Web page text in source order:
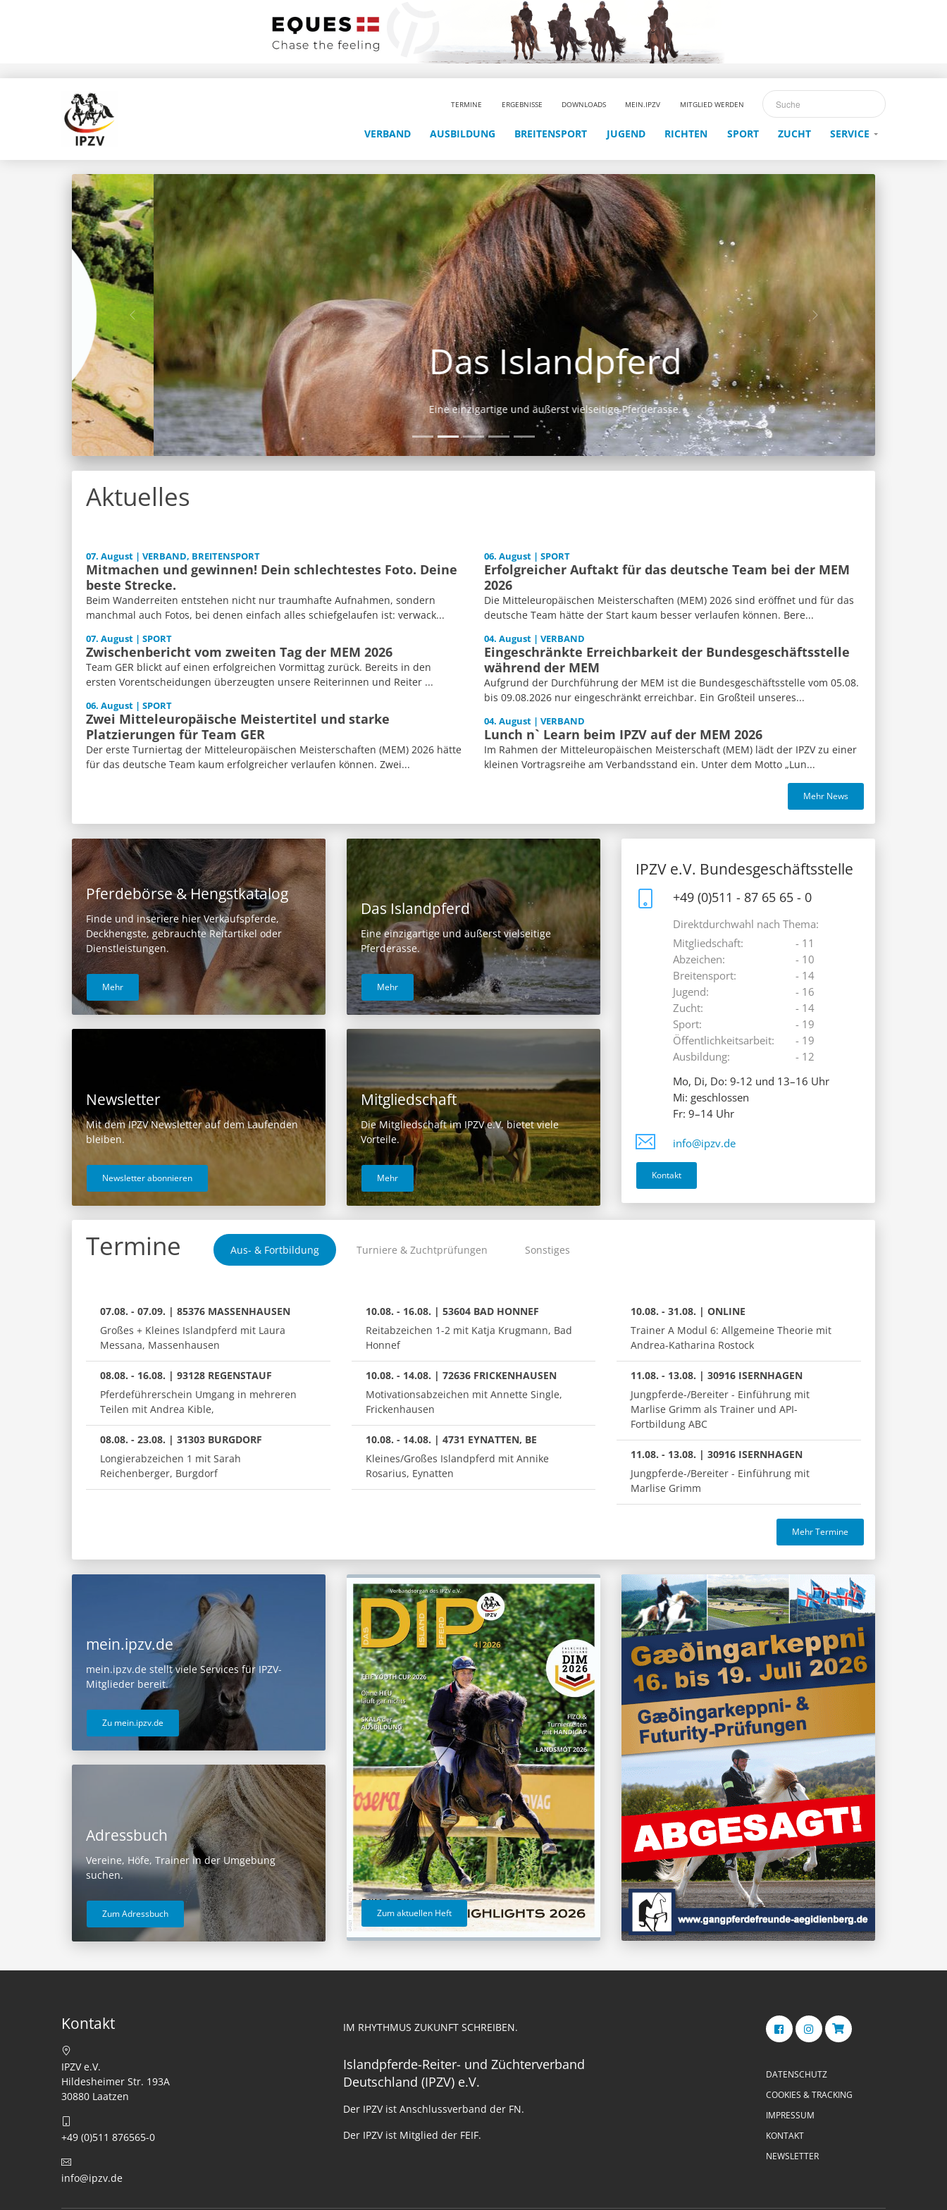
TERMINE ERGEBNISSE DOWNLOADS MEIN.IPZV MITGLIED WERDEN
VERBAND AUSBILDUNG BREITENSPORT JUGEND RICHTEN SPORT ZUCHT SERVICE
Das Islandpferd
Eine einzigartige und äußerst vielseitige Pferderasse.
Aktuelles
07. August | VERBAND, BREITENSPORT
Mitmachen und gewinnen! Dein schlechtestes Foto. Deine
beste Strecke.
Beim Wanderreiten entstehen nicht nur traumhafte Aufnahmen, sondern
manchmal auch Fotos, bei denen einfach alles schiefgelaufen ist: verwack...
07. August | SPORT
Zwischenbericht vom zweiten Tag der MEM 2026
Team GER blickt auf einen erfolgreichen Vormittag zurück. Bereits in den
ersten Vorentscheidungen überzeugten unsere Reiterinnen und Reiter ...
06. August | SPORT
Zwei Mitteleuropäische Meistertitel und starke
Platzierungen für Team GER
Der erste Turniertag der Mitteleuropäischen Meisterschaften (MEM) 2026 hätte
für das deutsche Team kaum erfolgreicher verlaufen können. Zwei...
06. August | SPORT
Erfolgreicher Auftakt für das deutsche Team bei der MEM
2026
Die Mitteleuropäischen Meisterschaften (MEM) 2026 sind eröffnet und für das
deutsche Team hätte der Start kaum besser verlaufen können. Bere...
04. August | VERBAND
Eingeschränkte Erreichbarkeit der Bundesgeschäftsstelle
während der MEM
Aufgrund der Durchführung der MEM ist die Bundesgeschäftsstelle vom 05.08.
bis 09.08.2026 nur eingeschränkt erreichbar. Ein Großteil unseres...
04. August | VERBAND
Lunch n` Learn beim IPZV auf der MEM 2026
Im Rahmen der Mitteleuropäischen Meisterschaft (MEM) lädt der IPZV zu einer
kleinen Vortragsreihe am Verbandsstand ein. Unter dem Motto „Lun...
Mehr News
Pferdebörse & Hengstkatalog
Finde und inseriere hier Verkaufspferde,
Deckhengste, gebrauchte Reitartikel oder
Dienstleistungen.
Mehr
Newsletter
Mit dem IPZV Newsletter auf dem Laufenden
bleiben.
Newsletter abonnieren
Das Islandpferd
Eine einzigartige und äußerst vielseitige
Pferderasse.
Mehr
Mitgliedschaft
Die Mitgliedschaft im IPZV e.V. bietet viele
Vorteile.
Mehr
IPZV e.V. Bundesgeschäftsstelle
+49 (0)511 - 87 65 65 - 0
Direktdurchwahl nach Thema:
Mitgliedschaft:
Abzeichen:
Breitensport:
Jugend:
Zucht:
Sport:
Öffentlichkeitsarbeit:
Ausbildung:
- 11
- 10
- 14
- 16
- 14
- 19
- 19
- 12
Mo, Di, Do: 9-12 und 13–16 Uhr
Mi: geschlossen
Fr: 9–14 Uhr
info@ipzv.de
Kontakt
Termine Aus- & Fortbildung Turniere & Zuchtprüfungen Sonstiges
07.08. - 07.09. | 85376 MASSENHAUSEN
Großes + Kleines Islandpferd mit Laura
Messana, Massenhausen
08.08. - 16.08. | 93128 REGENSTAUF
Pferdeführerschein Umgang in mehreren
Teilen mit Andrea Kible,
08.08. - 23.08. | 31303 BURGDORF
Longierabzeichen 1 mit Sarah
Reichenberger, Burgdorf
10.08. - 16.08. | 53604 BAD HONNEF
Reitabzeichen 1-2 mit Katja Krugmann, Bad
Honnef
10.08. - 14.08. | 72636 FRICKENHAUSEN
Motivationsabzeichen mit Annette Single,
Frickenhausen
10.08. - 14.08. | 4731 EYNATTEN, BE
Kleines/Großes Islandpferd mit Annike
Rosarius, Eynatten
10.08. - 31.08. | ONLINE
Trainer A Modul 6: Allgemeine Theorie mit
Andrea-Katharina Rostock
11.08. - 13.08. | 30916 ISERNHAGEN
Jungpferde-/Bereiter - Einführung mit
Marlise Grimm als Trainer und API-
Fortbildung ABC
11.08. - 13.08. | 30916 ISERNHAGEN
Jungpferde-/Bereiter - Einführung mit
Marlise Grimm
Mehr Termine
mein.ipzv.de
mein.ipzv.de stellt viele Services für IPZV-
Mitglieder bereit.
Zu mein.ipzv.de
Adressbuch
Vereine, Höfe, Trainer in der Umgebung
suchen.
Zum Adressbuch Zum aktuellen Heft
Kontakt
IPZV e.V.
Hildesheimer Str. 193A
30880 Laatzen
+49 (0)511 876565-0
info@ipzv.de
IM RHYTHMUS ZUKUNFT SCHREIBEN.
Islandpferde-Reiter- und Züchterverband
Deutschland (IPZV) e.V.
Der IPZV ist Anschlussverband der FN.
Der IPZV ist Mitglied der FEIF.
DATENSCHUTZ
COOKIES & TRACKING
IMPRESSUM
KONTAKT
NEWSLETTER